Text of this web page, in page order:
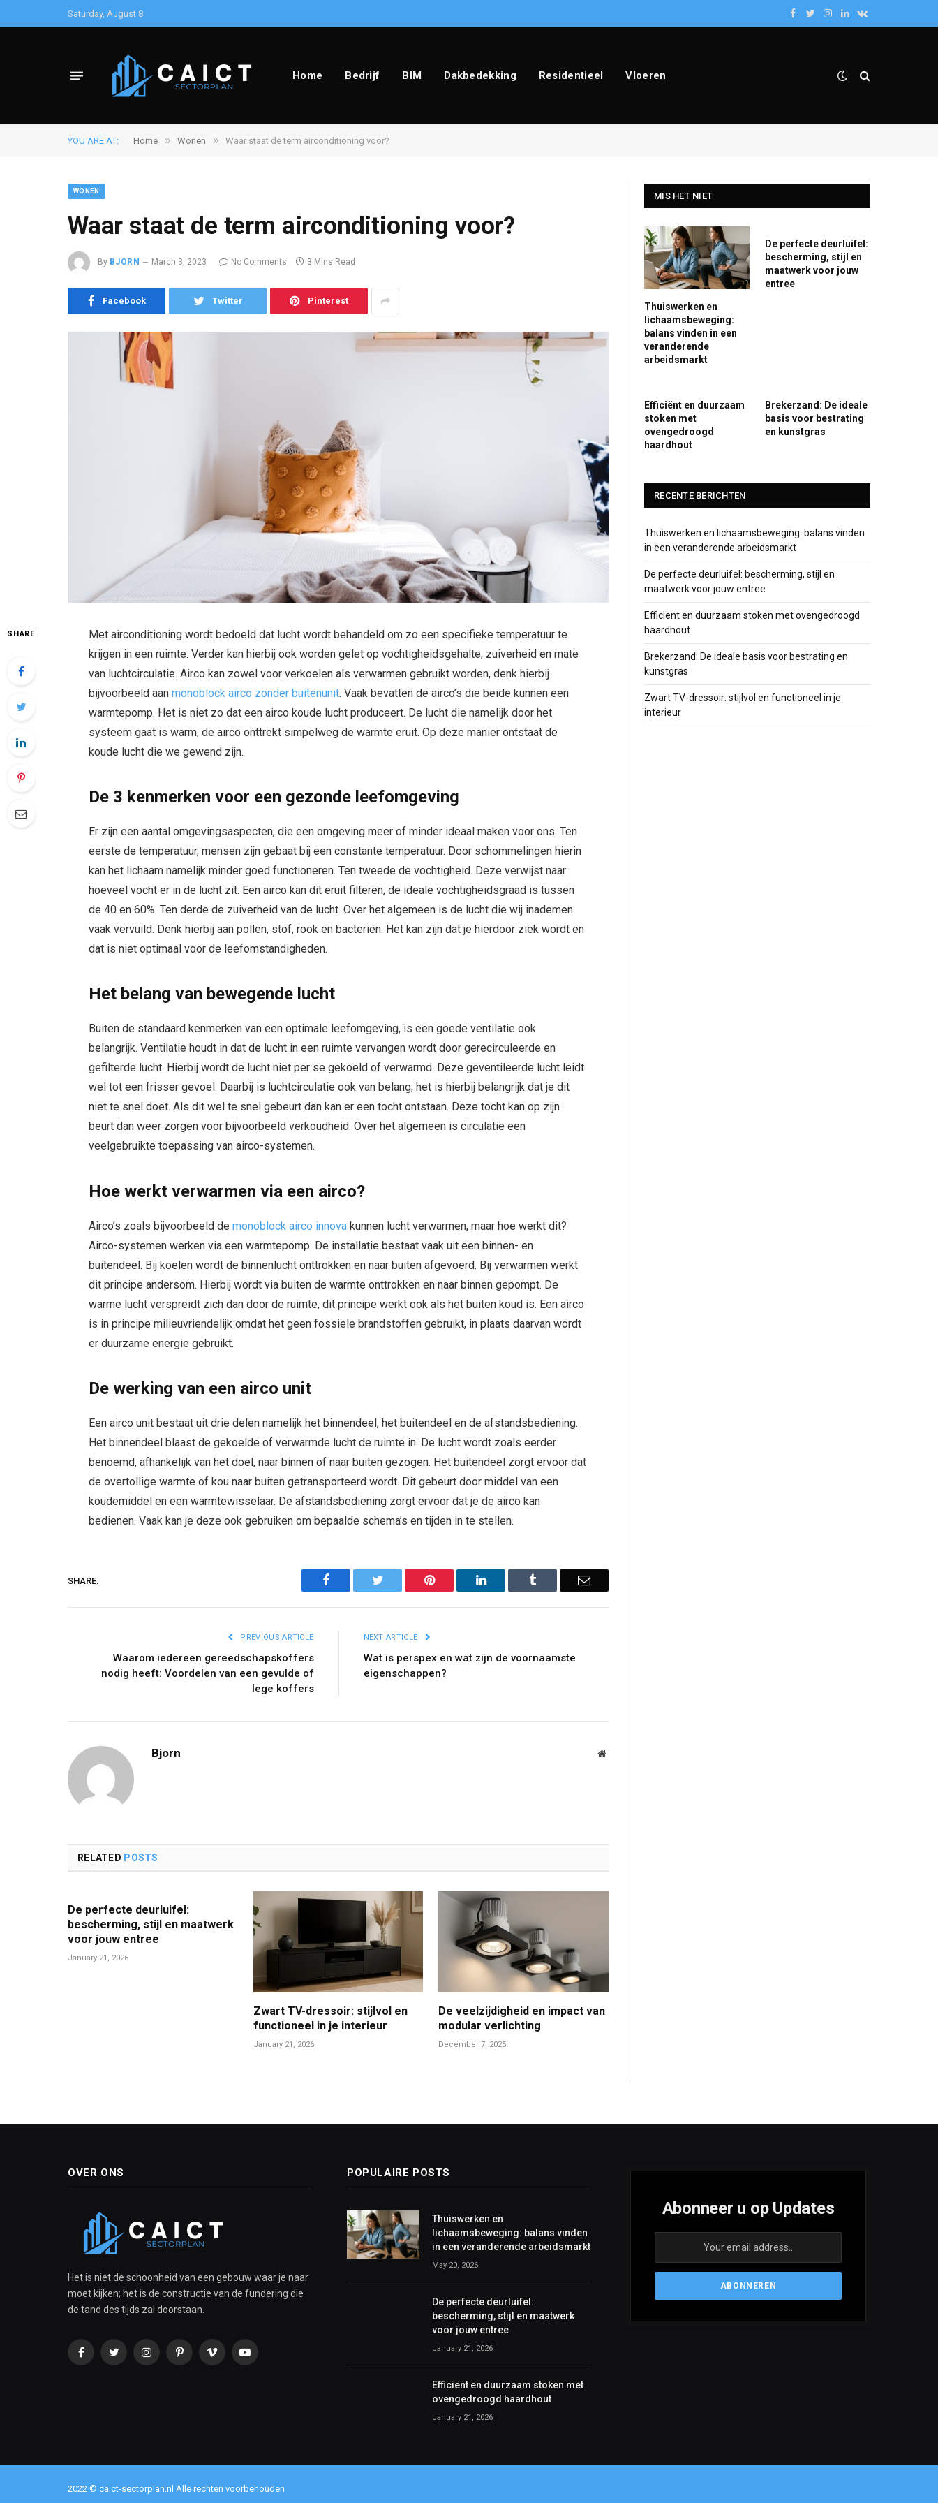
Saturday, August 8
Facebook
TwitterInstagram
LinkedInVKontakte
Home Bedrijf BIM Dakbedekking Residentieel Vloeren
YOU ARE AT: Home » Wonen » Waar staat de term airconditioning voor?
WONEN
Waar staat de term airconditioning voor?
By BJORN March 3, 2023 No Comments 3 Mins Read
Facebook Twitter Pinterest
SHARE
Met airconditioning wordt bedoeld dat lucht wordt behandeld om zo een specifieke temperatuur te
krijgen in een ruimte. Verder kan hierbij ook worden gelet op vochtigheidsgehalte, zuiverheid en mate
van luchtcirculatie. Airco kan zowel voor verkoelen als verwarmen gebruikt worden, denk hierbij
bijvoorbeeld aanmonoblock airco zonder buitenunit. Vaak bevatten de airco’s die beide kunnen een
warmtepomp. Het is niet zo dat een airco koude lucht produceert. De lucht die namelijk door het
systeem gaat is warm, de airco onttrekt simpelweg de warmte eruit. Op deze manier ontstaat de
koude lucht die we gewend zijn.
De 3 kenmerken voor een gezonde leefomgeving
Er zijn een aantal omgevingsaspecten, die een omgeving meer of minder ideaal maken voor ons. Ten
eerste de temperatuur, mensen zijn gebaat bij een constante temperatuur. Door schommelingen hierin
kan het lichaam namelijk minder goed functioneren. Ten tweede de vochtigheid. Deze verwijst naar
hoeveel vocht er in de lucht zit. Een airco kan dit eruit filteren, de ideale vochtigheidsgraad is tussen
de 40 en 60%. Ten derde de zuiverheid van de lucht. Over het algemeen is de lucht die wij inademen
vaak vervuild. Denk hierbij aan pollen, stof, rook en bacteriën. Het kan zijn dat je hierdoor ziek wordt en
dat is niet optimaal voor de leefomstandigheden.
Het belang van bewegende lucht
Buiten de standaard kenmerken van een optimale leefomgeving, is een goede ventilatie ook
belangrijk. Ventilatie houdt in dat de lucht in een ruimte vervangen wordt door gerecirculeerde en
gefilterde lucht. Hierbij wordt de lucht niet per se gekoeld of verwarmd. Deze geventileerde lucht leidt
wel tot een frisser gevoel. Daarbij is luchtcirculatie ook van belang, het is hierbij belangrijk dat je dit
niet te snel doet. Als dit wel te snel gebeurt dan kan er een tocht ontstaan. Deze tocht kan op zijn
beurt dan weer zorgen voor bijvoorbeeld verkoudheid. Over het algemeen is circulatie een
veelgebruikte toepassing van airco-systemen.
Hoe werkt verwarmen via een airco?
Airco’s zoals bijvoorbeeld demonoblock airco innova kunnen lucht verwarmen, maar hoe werkt dit?
Airco-systemen werken via een warmtepomp. De installatie bestaat vaak uit een binnen- en
buitendeel. Bij koelen wordt de binnenlucht onttrokken en naar buiten afgevoerd. Bij verwarmen werkt
dit principe andersom. Hierbij wordt via buiten de warmte onttrokken en naar binnen gepompt. De
warme lucht verspreidt zich dan door de ruimte, dit principe werkt ook als het buiten koud is. Een airco
is in principe milieuvriendelijk omdat het geen fossiele brandstoffen gebruikt, in plaats daarvan wordt
er duurzame energie gebruikt.
De werking van een airco unit
Een airco unit bestaat uit drie delen namelijk het binnendeel, het buitendeel en de afstandsbediening.
Het binnendeel blaast de gekoelde of verwarmde lucht de ruimte in. De lucht wordt zoals eerder
benoemd, afhankelijk van het doel, naar binnen of naar buiten gezogen. Het buitendeel zorgt ervoor dat
de overtollige warmte of kou naar buiten getransporteerd wordt. Dit gebeurt door middel van een
koudemiddel en een warmtewisselaar. De afstandsbediening zorgt ervoor dat je de airco kan
bedienen. Vaak kan je deze ook gebruiken om bepaalde schema’s en tijden in te stellen.
SHARE. Facebook Twitter Pinterest LinkedIn Tumblr Email
PREVIOUS ARTICLE
Waarom iedereen gereedschapskoffers
nodig heeft: Voordelen van een gevulde of
lege koffers
NEXT ARTICLE
Wat is perspex en wat zijn de voornaamste
eigenschappen?
Bjorn Website
RELATED POSTS
De perfecte deurluifel:
bescherming, stijl en maatwerk
voor jouw entree
January 21, 2026
Zwart TV-dressoir: stijlvol en
functioneel in je interieur
January 21, 2026
De veelzijdigheid en impact van
modular verlichting
December 7, 2025
MIS HET NIET
Thuiswerken en
lichaamsbeweging:
balans vinden in een
veranderende
arbeidsmarkt
De perfecte deurluifel:
bescherming, stijl en
maatwerk voor jouw
entree
Efficiënt en duurzaam
stoken met
ovengedroogd
haardhout
Brekerzand: De ideale
basis voor bestrating
en kunstgras
RECENTE BERICHTEN
Thuiswerken en lichaamsbeweging: balans vinden
in een veranderende arbeidsmarkt
De perfecte deurluifel: bescherming, stijl en
maatwerk voor jouw entree
Efficiënt en duurzaam stoken met ovengedroogd
haardhout
Brekerzand: De ideale basis voor bestrating en
kunstgras
Zwart TV-dressoir: stijlvol en functioneel in je
interieur
OVER ONS
Het is niet de schoonheid van een gebouw waar je naar
moet kijken; het is de constructie van de fundering die
de tand des tijds zal doorstaan.
FacebookTwitterInstagramPinterestVimeo YouTube
POPULAIRE POSTS
Thuiswerken en
lichaamsbeweging: balans vinden
in een veranderende arbeidsmarkt
May 20, 2026
De perfecte deurluifel:
bescherming, stijl en maatwerk
voor jouw entree
January 21, 2026
Efficiënt en duurzaam stoken met
ovengedroogd haardhout
January 21, 2026
Abonneer u op Updates
2022 © caict-sectorplan.nl Alle rechten voorbehouden